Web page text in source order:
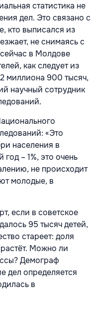
статистика не
дел. Это связано с
кто выписался из
не снимаясь с
в Молдове
как следует из
миллиона 900 тысяч,
научный сотрудник
«Это
населения в
– 1%, это очень
не происходит
молодые, в
если в советское
95 тысяч детей,
стареет: доля
Можно ли
Демограф
дел определяется
в